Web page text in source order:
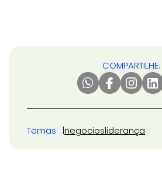
COMPARTILHE:
Temas negociosliderança